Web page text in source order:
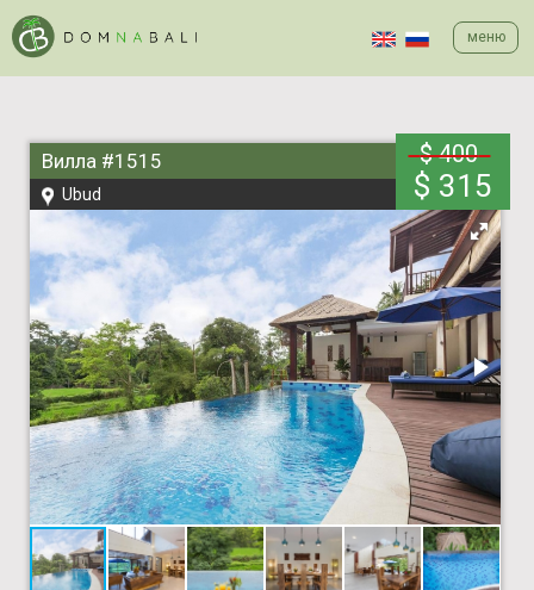
меню
Вилла #1515
Ubud
$ 400
$ 315